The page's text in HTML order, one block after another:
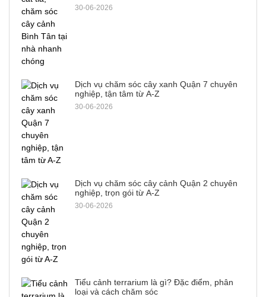
30-06-2026
Dịch vụ chăm sóc cây xanh Quận 7 chuyên
nghiệp, tận tâm từ A-Z
30-06-2026
Dịch vụ chăm sóc cây cảnh Quận 2 chuyên
nghiệp, trọn gói từ A-Z
30-06-2026
Tiểu cảnh terrarium là gì? Đặc điểm, phân
loại và cách chăm sóc